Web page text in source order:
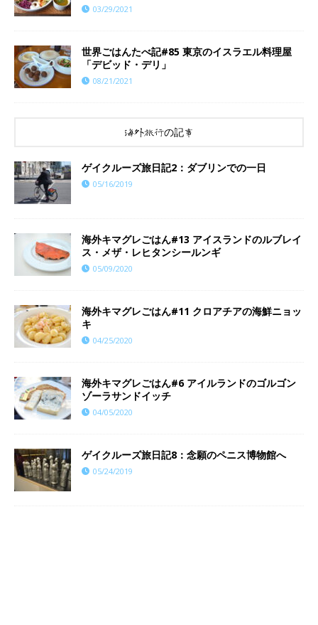
03/29/2021
世界ごはんたべ記#85 東京のイスラエル料理屋
「デビッド・デリ」
08/21/2021
海外旅行の記事
ゲイクルーズ旅日記2：ダブリンでの一日
05/16/2019
海外キマグレごはん#13 アイスランドのルブレイ
ス・メザ・レヒタンシールンギ
05/09/2020
海外キマグレごはん#11 クロアチアの海鮮ニョッ
キ
04/25/2020
海外キマグレごはん#6 アイルランドのゴルゴン
ゾーラサンドイッチ
04/05/2020
ゲイクルーズ旅日記8：念願のペニス博物館へ
05/24/2019